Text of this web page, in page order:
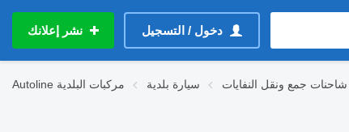
دخول / التسجيل نشر إعلانك
Autoline مركبات البلدية سيارة بلدية شاحنات جمع ونقل النفايات